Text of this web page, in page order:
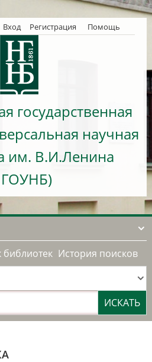
Вход Регистрация Помощь
государственная
научная
им. В.И.Ленина
библиотек История поисков